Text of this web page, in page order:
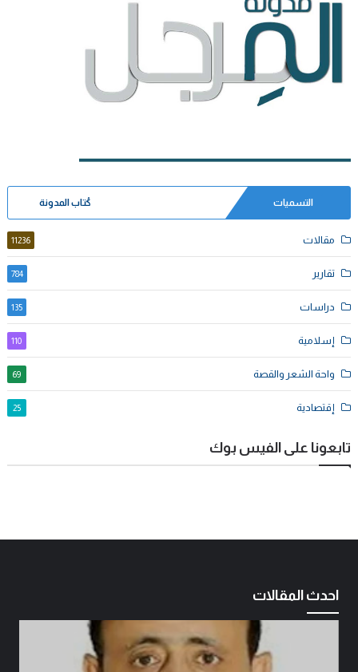
التسميات كُتاب المدونة
مقالات 11236
تقارير 784
دراسات 135
إسلامية 110
واحة الشعر والقصة 69
إقتصادية 25
تابعونا على الفيس بوك
احدث المقالات